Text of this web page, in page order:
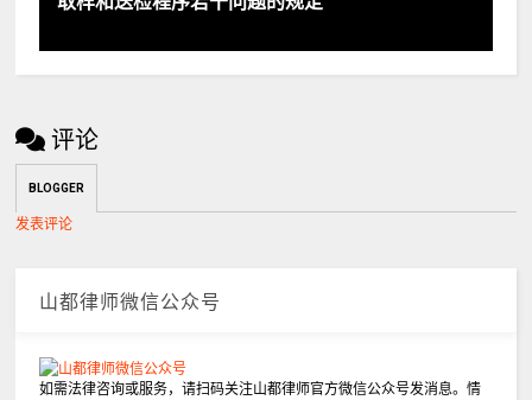
评论
BLOGGER
发表评论
山都律师微信公众号
如需法律咨询或服务，请扫码关注山都律师官方微信公众号发消息。情